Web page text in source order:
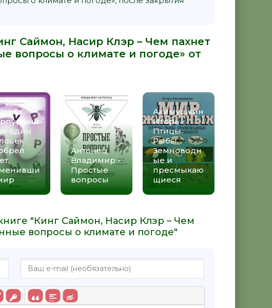
Саймон, Насир Клэр – Чем пахнет
вопросы о климате и погоде» от
-
один
Антонец
Владимир -
Простые
вопросы
Акимушкин
Игорь -
Птицы.
Рыбы.
Земноводн
ые и
пресмыкаю
щиеся
"Кинг Саймон, Насир Клэр – Чем
вопросы о климате и погоде"